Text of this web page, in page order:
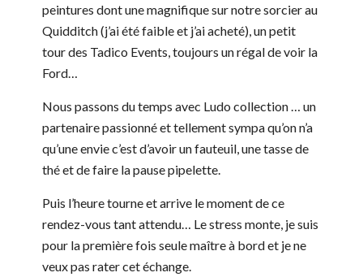
peintures dont une magnifique sur notre sorcier au
Quidditch (j’ai été faible et j’ai acheté), un petit
tour des Tadico Events, toujours un régal de voir la
Ford…
Nous passons du temps avec Ludo collection … un
partenaire passionné et tellement sympa qu’on n’a
qu’une envie c’est d’avoir un fauteuil, une tasse de
thé et de faire la pause pipelette.
Puis l’heure tourne et arrive le moment de ce
rendez-vous tant attendu… Le stress monte, je suis
pour la première fois seule maître à bord et je ne
veux pas rater cet échange.